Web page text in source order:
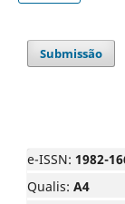
Submissão
e-ISSN: 1982-
Qualis: A4